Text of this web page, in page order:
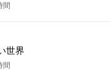
間
世界
間